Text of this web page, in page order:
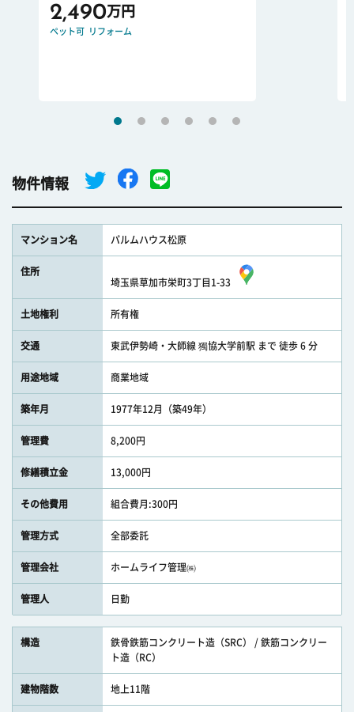
2,490万円
ペット可 リフォーム
物件情報
マンション名 パルムハウス松原
住所
埼玉県草加市栄町3丁目1-33
土地権利 所有権
交通 東武伊勢崎・大師線 獨協大学前駅 まで 徒歩 6 分
用途地域 商業地域
築年月 1977年12月（築49年）
管理費 8,200円
修繕積立金 13,000円
その他費用 組合費月:300円
管理方式 全部委託
管理会社 ホームライフ管理㈱
管理人 日勤
構造
鉄骨鉄筋コンクリート造（SRC） / 鉄筋コンクリー
ト造（RC）
建物階数 地上11階